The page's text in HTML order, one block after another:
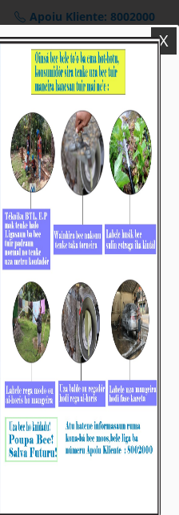
Apoiu Kliente: 8002000
𝐢𝐡𝐚 𝐑𝐞𝐮𝐧𝐢𝐚𝐮𝐧 𝐏𝐚𝐫𝐬𝐞𝐢𝐫𝐮
(𝐓𝐋𝐃𝐏𝐌) 𝟐𝟎𝟐𝟔 𝐢𝐡𝐚
Maiu-2026
(KE) BTL, E.P,
X